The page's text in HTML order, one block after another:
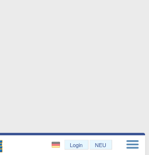
Login NEU